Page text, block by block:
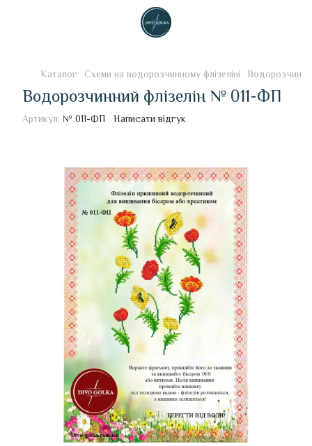
Каталог Схеми на водорозчинному флізеліні
Водорозчинний флізелін № 011-ФП
Артикул: № 011-ФП Написати відгук